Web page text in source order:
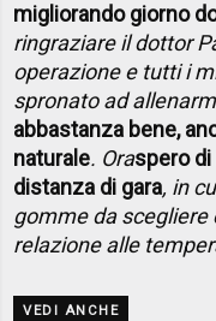
migliorando giorno
ringraziare il dottor
operazione e tutti i
spronato ad
abbastanza bene,
naturale. Oraspero
distanza di gara, in
gomme da scegliere
relazione alle
VEDI ANCHE